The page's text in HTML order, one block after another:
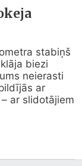
stabiņš
biezi
neierasti
ar
ar slidotājiem